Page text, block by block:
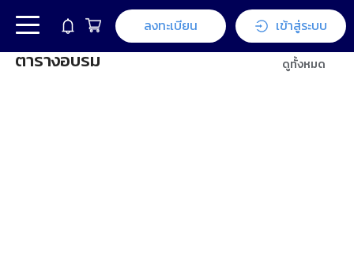
ลงทะเบียน เข้าสู่ระบบ
ตารางอบรม ดูทั้งหมด